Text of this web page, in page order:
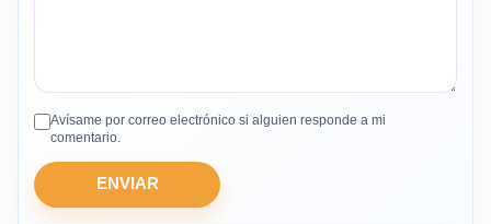
Avísame por correo electrónico si alguien responde a mi
comentario.
ENVIAR